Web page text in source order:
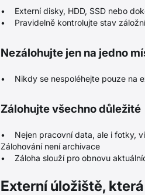
• Externí disky, HDD, SSD nebo
• Pravidelně kontrolujte stav
Nezálohujte jen na jedno
• Nikdy se nespoléhejte pouze na
Zálohujte všechno důležité
• Nejen pracovní data, ale i fotky,
Zálohování není archivace
• Záloha slouží pro obnovu
Externí úložiště,